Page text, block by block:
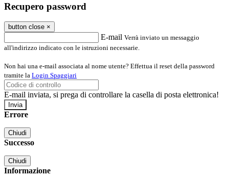
Recupero password
button close ×
E-mail Verrà inviato un messaggio
all'indirizzo indicato con le istruzioni necessarie.
Non hai una e-mail associata al nome utente? Effettua il reset della password
tramite la Login Spaggiari
E-mail inviata, si prega di controllare la casella di posta elettronica!
Errore
Chiudi
Successo
Chiudi
Informazione